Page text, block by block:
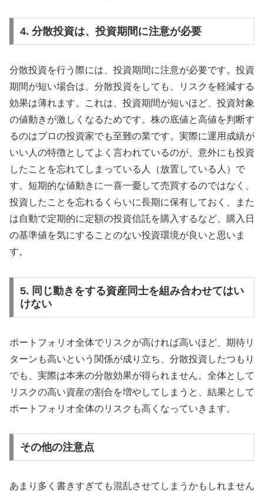
4. 分散投資は、投資期間に注意が必要
分散投資を行う際には、投資期間に注意が必要です。投資
期間が短い場合は、分散投資をしても、リスクを軽減する
効果は薄れます。これは、投資期間が短いほど、投資対象
の値動きが激しくなるためです。株の底値と高値を判断す
るのはプロの投資家でも至難の業です。実際に運用成績が
いい人の特徴としてよく言われているのが、意外にも投資
したことを忘れてしまっている人（放置している人）で
す。短期的な値動きに一喜一憂して売買するのではなく、
投資したことを忘れるくらいに長期に保有しておく、また
は自動で定期的に定額の投資信託を購入するなど、購入日
の基準値を気にすることのない投資環境が良いと思いま
す。
5. 同じ動きをする資産同士を組み合わせてはい
けない
ポートフォリオ全体でリスクが高ければ高いほど、期待リ
ターンも高いという関係が成り立ち、分散投資したつもり
でも、実際は本来の分散効果が得られません。全体として
リスクの高い資産の割合を増やしてしまうと、結果として
ポートフォリオ全体のリスクも高くなっていきます。
その他の注意点
あまり多く書きすぎても混乱させてしまうかもしれません